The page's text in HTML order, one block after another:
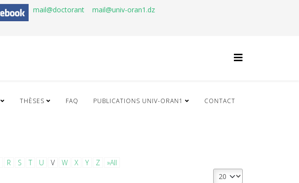
mail@doctorant mail@univ-oran1.dz
THÈSES FAQ PUBLICATIONS UNIV-ORAN1 CONTACT
R S T U V W X Y Z
»All